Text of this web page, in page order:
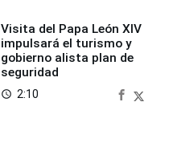
Visita del Papa León XIV
impulsará el turismo y
gobierno alista plan de
seguridad
access_time 2:10